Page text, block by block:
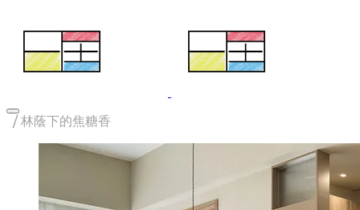
/ 林蔭下的焦糖香​